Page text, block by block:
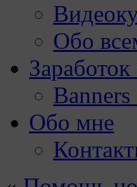
Обо
Обо мне